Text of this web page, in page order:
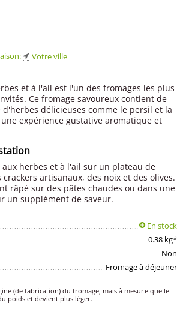
Votre ville
et à l'ail est l'un des fromages les plus
Ce fromage savoureux contient de
délicieuses comme le persil et la
expérience gustative aromatique et
aux herbes et à l'ail sur un plateau de
crackers artisanaux, des noix et des olives.
râpé sur des pâtes chaudes ou dans une
un supplément de saveur.
En stock
0.38 kg*
Non
Fromage à déjeuner
(de fabrication) du fromage, mais à mesure que le
poids et devient plus léger.